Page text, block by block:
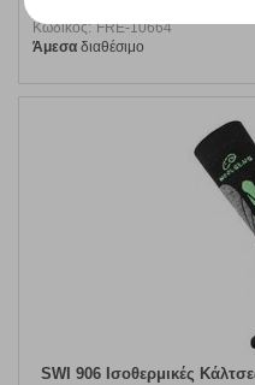
Κωδικός: FRE-10664
Άμεσα διαθέσιμο
SWI 906 Ισοθερμικές